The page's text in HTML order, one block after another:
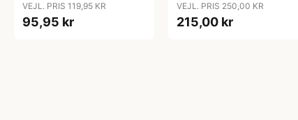
VEJL. PRIS 119,95 KR
95,95 kr
VEJL. PRIS 250,00 KR
215,00 kr